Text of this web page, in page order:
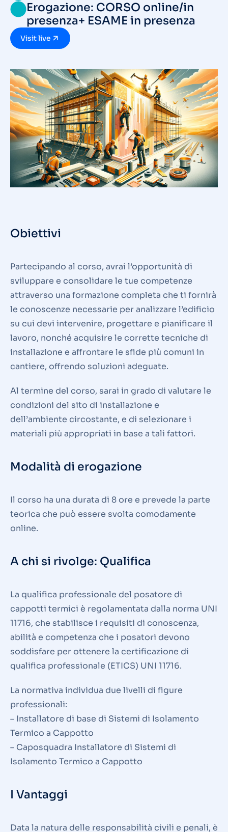
Erogazione: CORSO online/in
presenza+ ESAME in presenza
Visit live
Obiettivi
Partecipando al corso, avrai l’opportunità di
sviluppare e consolidare le tue competenze
attraverso una formazione completa che ti fornirà
le conoscenze necessarie per analizzare l’edificio
su cui devi intervenire, progettare e pianificare il
lavoro, nonché acquisire le corrette tecniche di
installazione e affrontare le sfide più comuni in
cantiere, offrendo soluzioni adeguate.
Al termine del corso, sarai in grado di valutare le
condizioni del sito di installazione e
dell’ambiente circostante, e di selezionare i
materiali più appropriati in base a tali fattori.
Modalità di erogazione
Il corso ha una durata di 8 ore e prevede la parte
teorica che può essere svolta comodamente
online.
A chi si rivolge: Qualifica
La qualifica professionale del posatore di
cappotti termici è regolamentata dalla norma UNI
11716, che stabilisce i requisiti di conoscenza,
abilità e competenza che i posatori devono
soddisfare per ottenere la certificazione di
qualifica professionale (ETICS) UNI 11716.
La normativa individua due livelli di figure
professionali:
– Installatore di base di Sistemi di Isolamento
Termico a Cappotto
– Caposquadra Installatore di Sistemi di
Isolamento Termico a Cappotto
I Vantaggi
Data la natura delle responsabilità civili e penali, è